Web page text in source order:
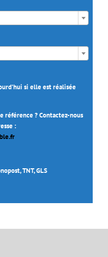
si elle est réalisée
référence ? Contactez-nous
:
TNT, GLS